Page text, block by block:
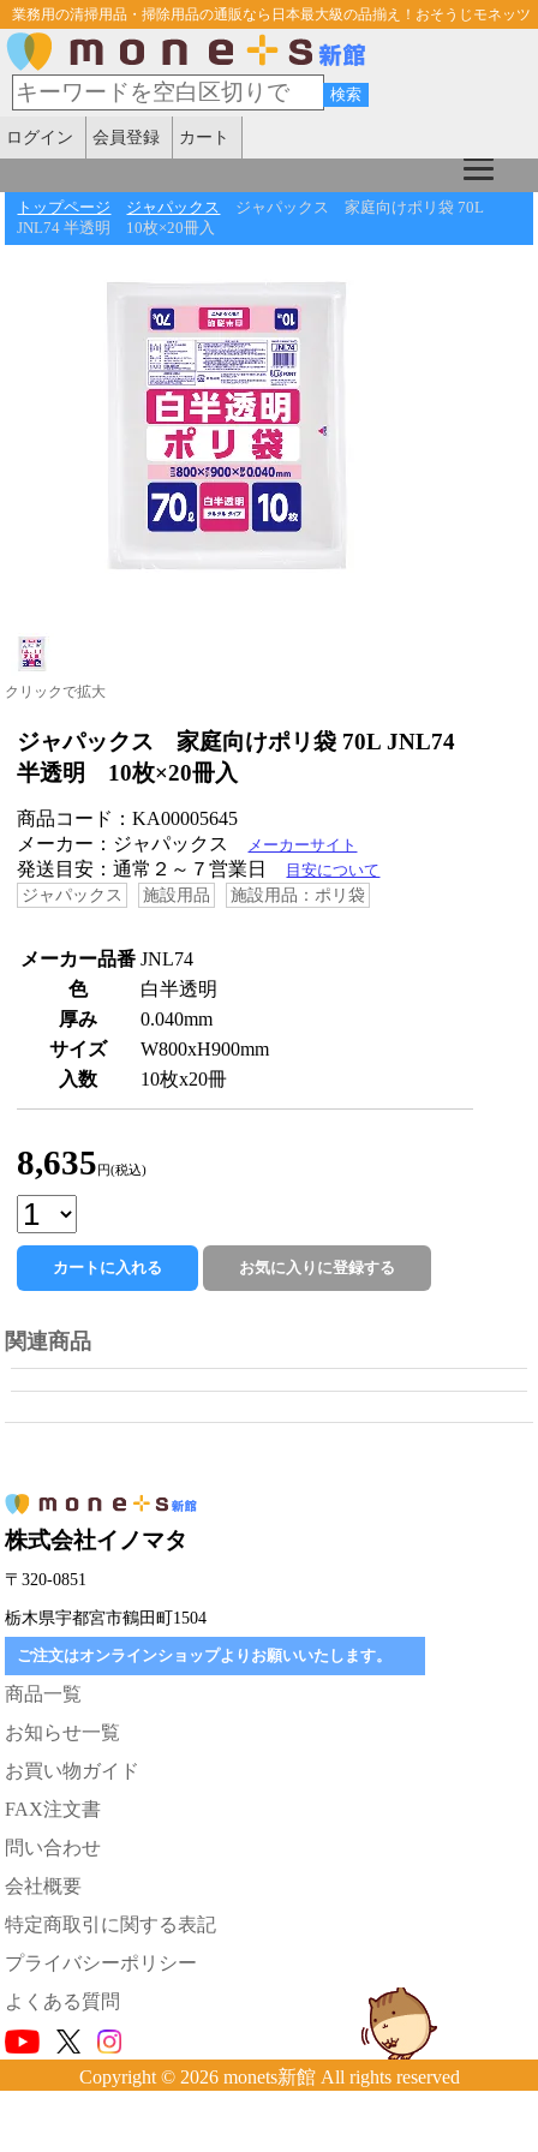
業務用の清掃用品・掃除用品の通販なら日本最大級の品揃え！おそうじモネッツ
ログイン 会員登録 カート
トップページ ジャパックス
ジャパックス 家庭向けポリ袋 70L
JNL74 半透明 10枚×20冊入
クリックで拡大
ジャパックス 家庭向けポリ袋 70L JNL74
半透明 10枚×20冊入
商品コード：KA00005645
メーカー：ジャパックス
メーカーサイト
発送目安：通常２～７営業日 目安について
ジャパックス 施設用品 施設用品：ポリ袋
メーカー品番 JNL74
色
白半透明
厚み
0.040mm
サイズ
W800xH900mm
入数
10枚x20冊
8,635 円(税込)
関連商品
株式会社イノマタ
〒320-0851
栃木県宇都宮市鶴田町1504
ご注文はオンラインショップよりお願いいたします。
商品一覧
お知らせ一覧
お買い物ガイド
FAX注文書
問い合わせ
会社概要
特定商取引に関する表記
プライバシーポリシー
よくある質問
Copyright © 2026 monets新館 All rights reserved